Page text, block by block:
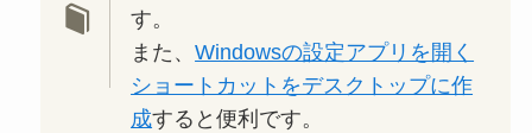
す。
また、Windowsの設定アプリを開く
ショートカットをデスクトップに作
成すると便利です。